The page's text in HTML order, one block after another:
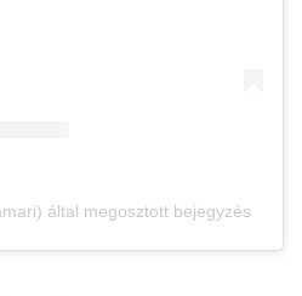
által megosztott bejegyzés